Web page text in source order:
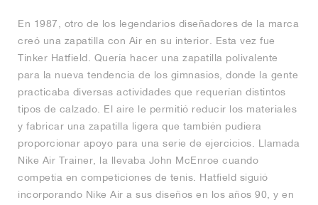
En 1987, otro de los legendarios diseñadores de la marca
creó una zapatilla con Air en su interior. Esta vez fue
Tinker Hatfield. Quería hacer una zapatilla polivalente
para la nueva tendencia de los gimnasios, donde la gente
practicaba diversas actividades que requerían distintos
tipos de calzado. El aire le permitió reducir los materiales
y fabricar una zapatilla ligera que también pudiera
proporcionar apoyo para una serie de ejercicios. Llamada
Nike Air Trainer, la llevaba John McEnroe cuando
competía en competiciones de tenis. Hatfield siguió
incorporando Nike Air a sus diseños en los años 90, y en